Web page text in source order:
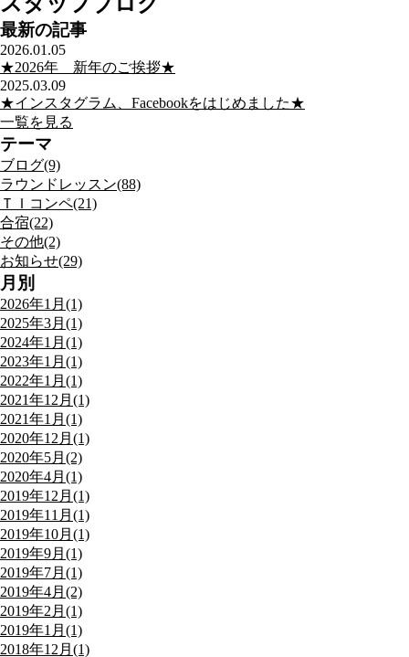
最新の記事
2026.01.05
★2026年 新年のご挨拶★
2025.03.09
★インスタグラム、Facebookをはじめました★
一覧を見る
テーマ
ブログ(9)
ラウンドレッスン(88)
ＴＩコンペ(21)
合宿(22)
その他(2)
お知らせ(29)
月別
2026年1月(1)
2025年3月(1)
2024年1月(1)
2023年1月(1)
2022年1月(1)
2021年12月(1)
2021年1月(1)
2020年12月(1)
2020年5月(2)
2020年4月(1)
2019年12月(1)
2019年11月(1)
2019年10月(1)
2019年9月(1)
2019年7月(1)
2019年4月(2)
2019年2月(1)
2019年1月(1)
2018年12月(1)